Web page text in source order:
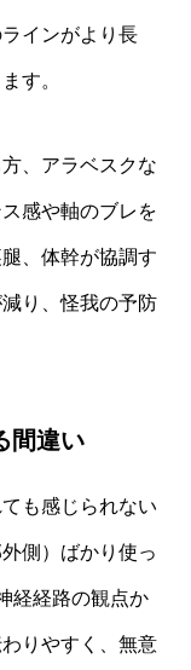
インがより長
す。
、アラベスクな
感や軸のブレを
、体幹が協調す
り、怪我の予防
間違い
も感じられない
側）ばかり使っ
経経路の観点か
りやすく、無意